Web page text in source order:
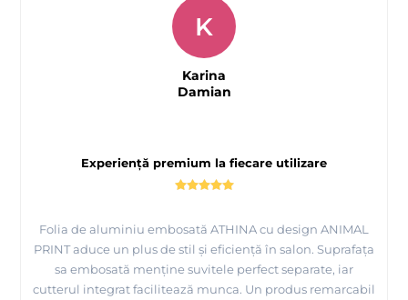
Experiență premium la fiecare utilizare
Folia de aluminiu embosată ATHINA cu design ANIMAL
PRINT aduce un plus de stil și eficiență în salon. Suprafața
sa embosată menține suvitele perfect separate, iar
cutterul integrat facilitează munca. Un produs remarcabil
K
Karina
Damian